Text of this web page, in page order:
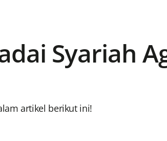
Syariah
artikel berikut ini!